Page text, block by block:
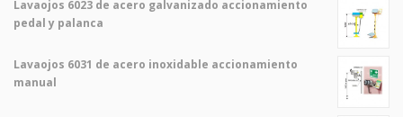
Lavaojos 6023 de acero galvanizado accionamiento
pedal y palanca
Lavaojos 6031 de acero inoxidable accionamiento
manual